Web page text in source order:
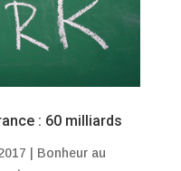
: 60 milliards
Bonheur au